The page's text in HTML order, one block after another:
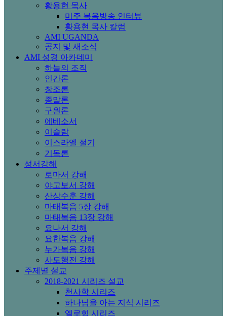
황용현 목사
미주 복음방송 인터뷰
황용현 목사 칼럼
AMI UGANDA
공지 및 새소식
AMI 성경 아카데미
하늘의 조직
인간론
창조론
종말론
구원론
에베소서
이슬람
이스라엘 절기
기독론
성서강해
로마서 강해
야고보서 강해
산상수훈 강해
마태복음 5장 강해
마태복음 13장 강해
요나서 강해
요한복음 강해
누가복음 강해
사도행전 강해
주제별 설교
2018-2021 시리즈 설교
천사학 시리즈
하나님을 아는 지식 시리즈
엘로힘 시리즈